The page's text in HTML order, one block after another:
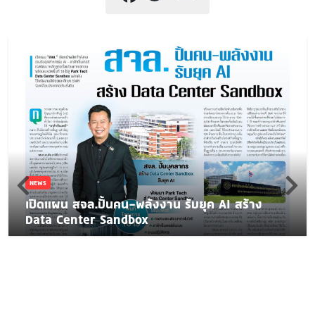
NEWS
เปิดแผน สจล.ปั้นคน-พลังงาน รับยุค AI สร้าง
Data Center Sandbox